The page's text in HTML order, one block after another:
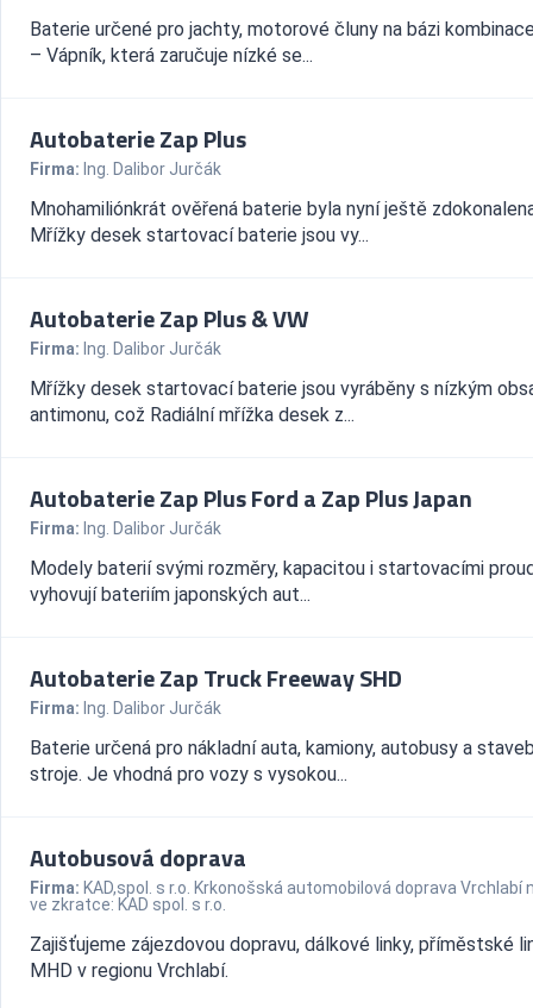
Baterie určené pro jachty, motorové čluny na bázi
– Vápník, která zaručuje nízké se...
Autobaterie Zap Plus
Firma: Ing. Dalibor Jurčák
Mnohamiliónkrát ověřená baterie byla nyní ještě
Mřížky desek startovací baterie jsou vy...
Autobaterie Zap Plus & VW
Firma: Ing. Dalibor Jurčák
Mřížky desek startovací baterie jsou vyráběny s nízkým
antimonu, což Radiální mřížka desek z...
Autobaterie Zap Plus Ford a Zap Plus Japan
Firma: Ing. Dalibor Jurčák
Modely baterií svými rozměry, kapacitou i startovacími
vyhovují bateriím japonských aut...
Autobaterie Zap Truck Freeway SHD
Firma: Ing. Dalibor Jurčák
Baterie určená pro nákladní auta, kamiony, autobusy a
stroje. Je vhodná pro vozy s vysokou...
Autobusová doprava
Firma: KAD,spol. s r.o. Krkonošská automobilová doprava Vrchlabí
ve zkratce: KAD spol. s r.o.
Zajišťujeme zájezdovou dopravu, dálkové linky, příměstské
MHD v regionu Vrchlabí.